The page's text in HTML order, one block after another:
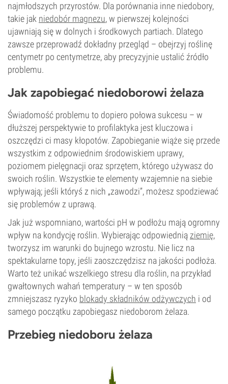
najmłodszych przyrostów. Dla porównania inne niedobory,
takie jak niedobór magnezu, w pierwszej kolejności
ujawniają się w dolnych i środkowych partiach. Dlatego
zawsze przeprowadź dokładny przegląd – obejrzyj roślinę
centymetr po centymetrze, aby precyzyjnie ustalić źródło
problemu.
Jak zapobiegać niedoborowi żelaza
Świadomość problemu to dopiero połowa sukcesu – w
dłuższej perspektywie to profilaktyka jest kluczowa i
oszczędzi ci masy kłopotów. Zapobieganie wiąże się przede
wszystkim z odpowiednim środowiskiem uprawy,
poziomem pielęgnacji oraz sprzętem, którego używasz do
swoich roślin. Wszystkie te elementy wzajemnie na siebie
wpływają; jeśli któryś z nich „zawodzi”, możesz spodziewać
się problemów z uprawą.
Jak już wspomniano, wartości pH w podłożu mają ogromny
wpływ na kondycję roślin. Wybierając odpowiednią ziemię,
tworzysz im warunki do bujnego wzrostu. Nie licz na
spektakularne topy, jeśli zaoszczędzisz na jakości podłoża.
Warto też unikać wszelkiego stresu dla roślin, na przykład
gwałtownych wahań temperatury – w ten sposób
zmniejszasz ryzyko blokady składników odżywczych i od
samego początku zapobiegasz niedoborom żelaza.
Przebieg niedoboru żelaza